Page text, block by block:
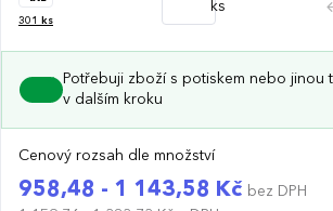
301 ks
ks
Potřebuji zboží s potiskem nebo jinou
v dalším kroku
Cenový rozsah dle množství
958,48 - 1 143,58 Kč bez DPH